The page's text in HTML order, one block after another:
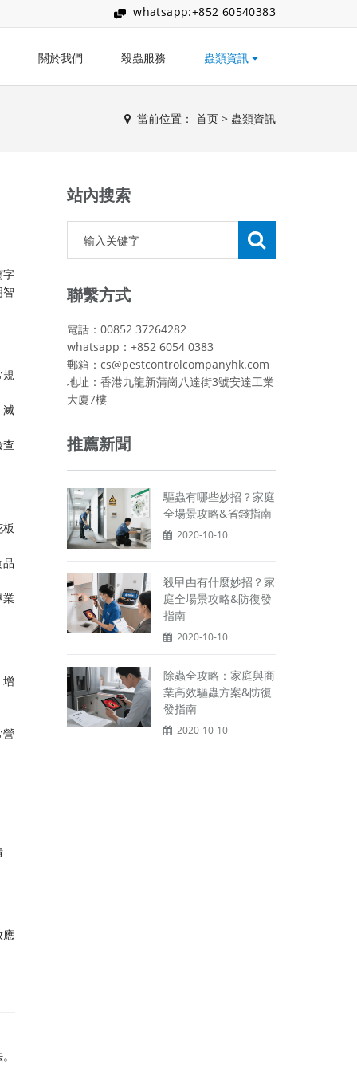
whatsapp:+852 60540383
關於我們 殺蟲服務 蟲類資訊
當前位置： 首页 > 蟲類資訊
字
滅
業
增
營
應
站內搜索
聯繫方式
電話：00852 37264282
whatsapp：+852 6054 0383
郵箱：cs@pestcontrolcompanyhk.com
地址：香港九龍新蒲崗八達街3號安達工業
大廈7樓
推薦新聞
驅蟲有哪些妙招？家庭
全場景攻略&省錢指南
2020-10-10
殺曱甴有什麼妙招？家
庭全場景攻略&防復發
指南
2020-10-10
除蟲全攻略：家庭與商
業高效驅蟲方案&防復
發指南
2020-10-10